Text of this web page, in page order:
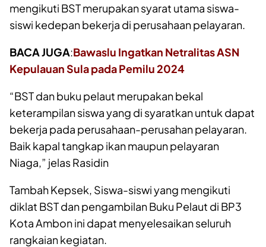
mengikuti BST merupakan syarat utama siswa-
siswi kedepan bekerja di perusahaan pelayaran.
BACA JUGA:Bawaslu Ingatkan Netralitas ASN
Kepulauan Sula pada Pemilu 2024
“BST dan buku pelaut merupakan bekal
keterampilan siswa yang di syaratkan untuk dapat
bekerja pada perusahaan-perusahan pelayaran.
Baik kapal tangkap ikan maupun pelayaran
Niaga,” jelas Rasidin
Tambah Kepsek, Siswa-siswi yang mengikuti
diklat BST dan pengambilan Buku Pelaut di BP3
Kota Ambon ini dapat menyelesaikan seluruh
rangkaian kegiatan.